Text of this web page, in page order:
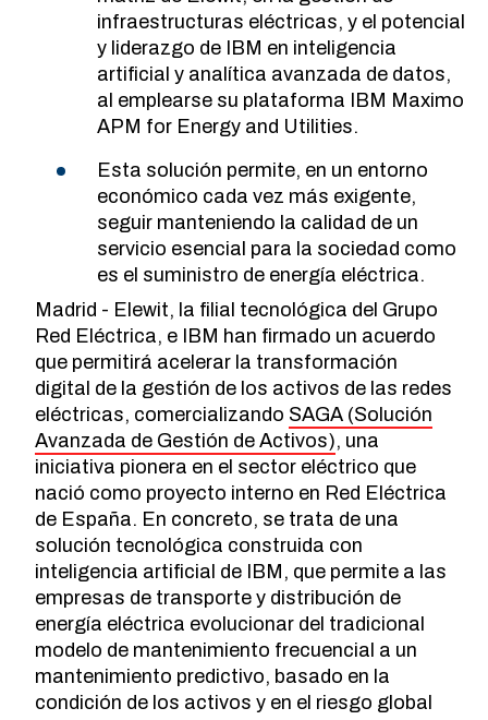
infraestructuras eléctricas, y el potencial
y liderazgo de IBM en inteligencia
artificial y analítica avanzada de datos,
al emplearse su plataforma IBM Maximo
APM for Energy and Utilities.
Esta solución permite, en un entorno
económico cada vez más exigente,
seguir manteniendo la calidad de un
servicio esencial para la sociedad como
es el suministro de energía eléctrica.
Madrid - Elewit, la filial tecnológica del Grupo
Red Eléctrica, e IBM han firmado un acuerdo
que permitirá acelerar la transformación
digital de la gestión de los activos de las redes
eléctricas, comercializando SAGA (Solución
Avanzada de Gestión de Activos), una
iniciativa pionera en el sector eléctrico que
nació como proyecto interno en Red Eléctrica
de España. En concreto, se trata de una
solución tecnológica construida con
inteligencia artificial de IBM, que permite a las
empresas de transporte y distribución de
energía eléctrica evolucionar del tradicional
modelo de mantenimiento frecuencial a un
mantenimiento predictivo, basado en la
condición de los activos y en el riesgo global